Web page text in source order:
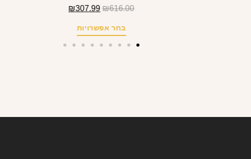
₪616.00
₪307.99
בחר אפשרויות